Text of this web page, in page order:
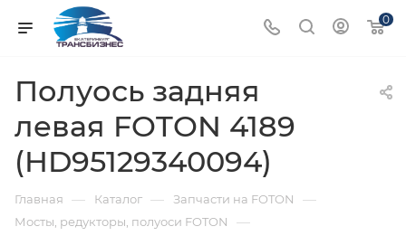
0
Полуось задняя
левая FOTON 4189
(HD95129340094)
Главная — Каталог — Запчасти на FOTON —
Мосты, редукторы, полуоси FOTON —